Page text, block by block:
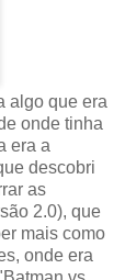
algo que era
onde tinha
era a
descobri
as
2.0), que
mais como
onde era